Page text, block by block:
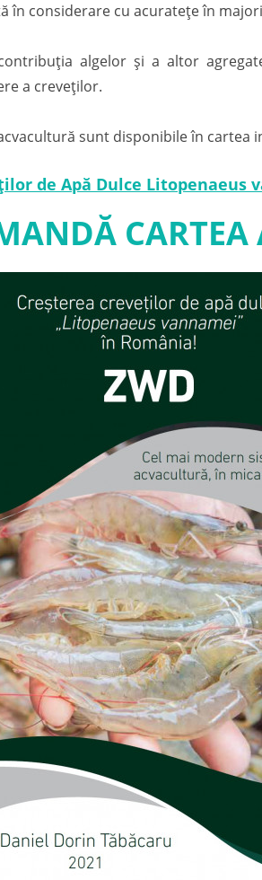
în considerare cu acuratețe în
algelor și a altor
a creveților.
sunt disponibile în cartea
de Apă Dulce Litopenaeus
CARTEA